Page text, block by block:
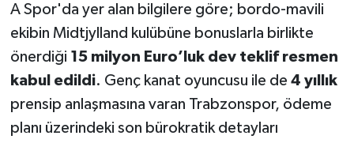
A Spor'da yer alan bilgilere göre; bordo-mavili
ekibin Midtjylland kulübüne bonuslarla birlikte
önerdiği 15 milyon Euro’luk dev teklif resmen
kabul edildi. Genç kanat oyuncusu ile de 4 yıllık
prensip anlaşmasına varan Trabzonspor, ödeme
planı üzerindeki son bürokratik detayları
Savaştepe
SEYAHAT
SİYASET
Sındırgı